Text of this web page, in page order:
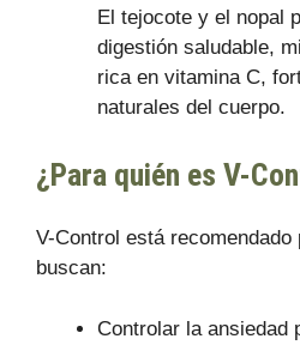
El tejocote y el nopal
digestión saludable,
rica en vitamina C,
naturales del cuerpo.
¿Para quién es V-
V-Control está recomendado
buscan:
Controlar la ansiedad